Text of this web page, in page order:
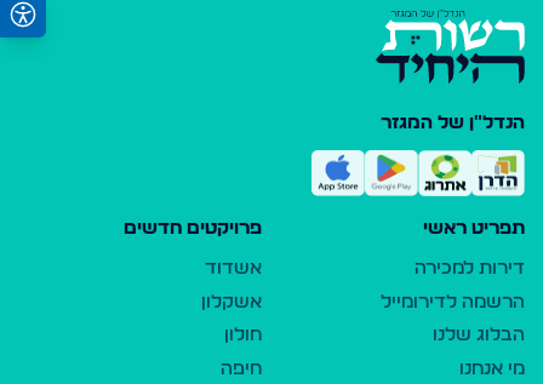
הנדל"ן של המגזר
תפריט ראשי
דירות למכירה
הרשמה לדירומייל
הבלוג שלנו
מי אנחנו
פרויקטים חדשים
אשדוד
אשקלון
חולון
חיפה